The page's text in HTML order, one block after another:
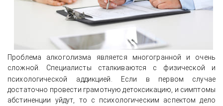
Проблема алкоголизма является многогранной и очень
сложной. Специалисты сталкиваются с физической и
психологической
аддикцией. Если в первом случае
достаточно провести грамотную детоксикацию, и симптомы
абстиненции уйдут, то с психологическим аспектом дело